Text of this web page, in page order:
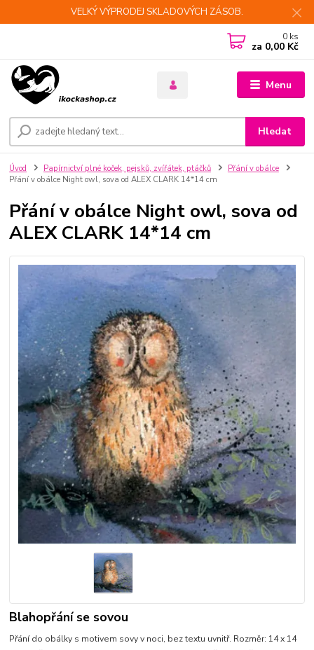
VELKÝ VÝPRODEJ SKLADOVÝCH ZÁSOB.
Menu
Hledat
0 ks
za 0,00 Kč
Úvod Papírnictví plné koček, pejsků, zvířátek, ptáčků
Přání v obálce
Přání v obálce Night owl, sova od ALEX CLARK 14*14 cm
Přání v obálce Night owl, sova od
ALEX CLARK 14*14 cm
Blahopřání se sovou
Přání do obálky s motivem sovy v noci, bez textu uvnitř. Rozměr: 14 x 14